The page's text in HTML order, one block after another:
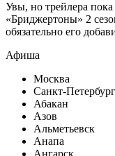
Увы, но трейлера пока
«Бриджертоны» 2
обязательно его
Афиша
Москва
Санкт-Петербург
Абакан
Азов
Альметьевск
Анапа